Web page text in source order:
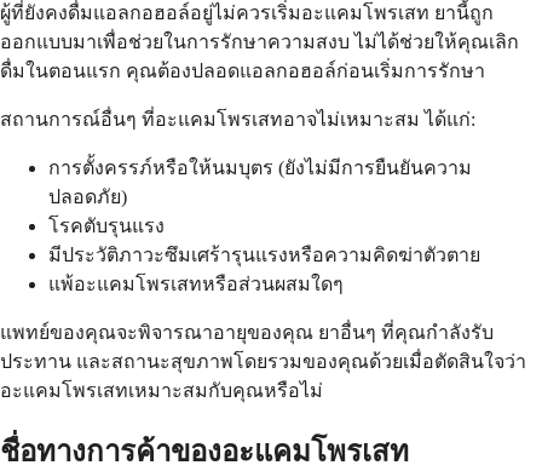
ผู้ที่ยังคงดื่มแอลกอฮอล์อยู่ไม่ควรเริ่มอะแคมโพรเสท ยานี้ถูก
ออกแบบมาเพื่อช่วยในการรักษาความสงบ ไม่ได้ช่วยให้คุณเลิก
ดื่มในตอนแรก คุณต้องปลอดแอลกอฮอล์ก่อนเริ่มการรักษา
สถานการณ์อื่นๆ ที่อะแคมโพรเสทอาจไม่เหมาะสม ได้แก่:
การตั้งครรภ์หรือให้นมบุตร (ยังไม่มีการยืนยันความ
ปลอดภัย)
โรคตับรุนแรง
มีประวัติภาวะซึมเศร้ารุนแรงหรือความคิดฆ่าตัวตาย
แพ้อะแคมโพรเสทหรือส่วนผสมใดๆ
แพทย์ของคุณจะพิจารณาอายุของคุณ ยาอื่นๆ ที่คุณกำลังรับ
ประทาน และสถานะสุขภาพโดยรวมของคุณด้วยเมื่อตัดสินใจว่า
อะแคมโพรเสทเหมาะสมกับคุณหรือไม่
ชื่อทางการค้าของอะแคมโพรเสท